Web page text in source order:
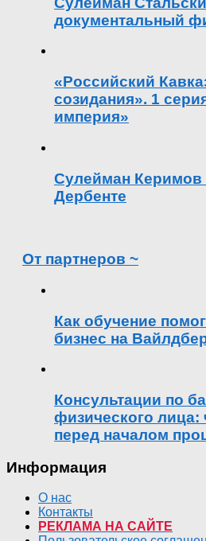
документальный
«Российский
созидания». 1
империя»
Сулейман Керимов
Дербенте
От партнеров ~
Как обучение
бизнес на
Консультации по
физического лица:
перед началом
Информация
О нас
Контакты
РЕКЛАМА НА САЙТЕ